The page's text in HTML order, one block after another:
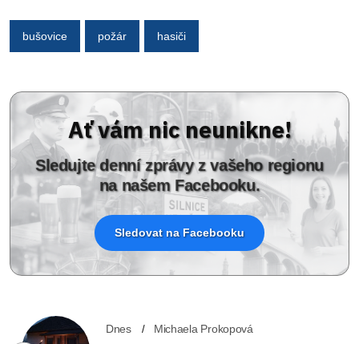
bušovice požár hasiči
Ať vám nic neunikne!
Sledujte denní zprávy z vašeho regionu
na našem Facebooku.
Sledovat na Facebooku
Dnes Michaela Prokopová